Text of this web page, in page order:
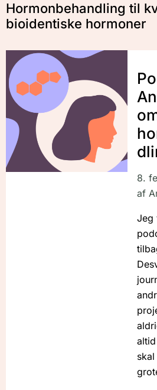
Hormonbehandling til
bioidentiske hormoner
8.
af
Jeg